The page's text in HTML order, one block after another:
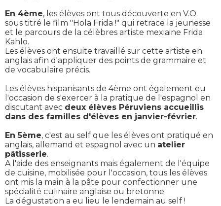
En 4ème, les élèves ont tous découverte en V.O.
sous titré le film "Hola Frida !" qui retrace la jeunesse
et le parcours de la célèbres artiste mexiaine Frida
Kahlo.
Les élèves ont ensuite travaillé sur cette artiste en
anglais afin d'appliquer des points de grammaire et
de vocabulaire précis.
Les élèves hispanisants de 4ème ont également eu
l'occasion de s'exercer à la pratique de l'espagnol en
discutant avec deux élèves Péruviens accueillis
dans des familles d'élèves en janvier-février.
En 5ème, c'est au self que les élèves ont pratiqué en
anglais, allemand et espagnol avec un atelier
pâtisserie.
A l'aide des enseignants mais également de l'équipe
de cuisine, mobilisée pour l'occasion, tous les élèves
ont mis la main à la pâte pour confectionner une
spécialité culinaire anglaise ou bretonne.
La dégustation a eu lieu le lendemain au self !